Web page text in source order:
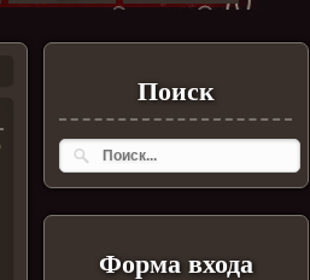
Поиск
Форма входа